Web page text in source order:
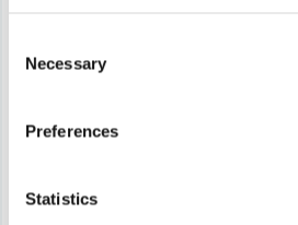
Selection
Necessary
Preferences
Statistics